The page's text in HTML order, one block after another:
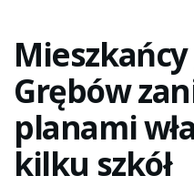
Grębów
planami
kilku szkół